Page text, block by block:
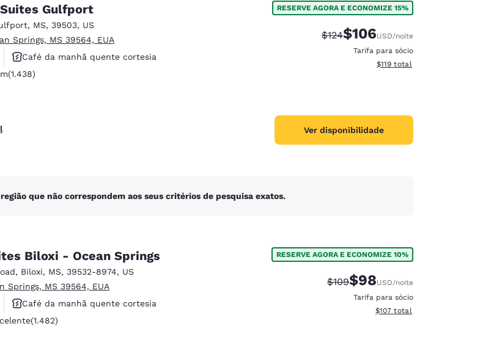
Español
Germany
Gulfport
, MS, 39503, US
Springs, MS 39564, EUA
Café da manhã quente cortesia
Bom. 1438 avaliações
(1.438)
RESERVE AGORA E ECONOMIZE 15%
Tarifa anterior “tachada”:
$124Tarifa com desconto:
$106USD/noite
Tarifa para sócio
Exibir detalhes do total
$119 total
Ver disponibilidade
que não correspondem aos seus critérios de pesquisa exatos.
Biloxi - Ocean Springs
, Biloxi, MS, 39532-8974, US
Springs, MS 39564, EUA
Café da manhã quente cortesia
Excelente. 1482 avaliações
(1.482)
RESERVE AGORA E ECONOMIZE 10%
Tarifa anterior “tachada”:
$109Tarifa com desconto:
$98USD/noite
Tarifa para sócio
Exibir detalhes do total
$107 total